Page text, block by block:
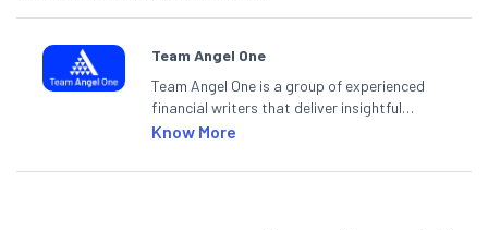
Team Angel One
Team Angel One is a group of experienced
financial writers that deliver insightful
articles on the stock market, IPO, economy,
categories.
Know More